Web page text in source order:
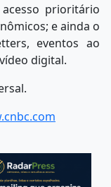
prioritário
e ainda o
eventos ao
digital.